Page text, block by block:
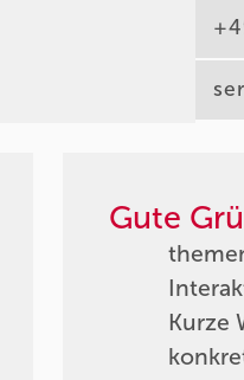
Gute
Kurze